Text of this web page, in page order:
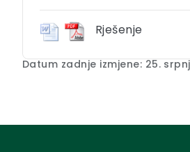
Rješenje
Datum zadnje izmjene: 25.